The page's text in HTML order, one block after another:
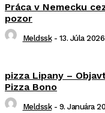
Práca v Nemecku
pozor
Meldssk - 13. Júla 2026
pizza Lipany –
Pizza Bono
Meldssk - 9. Januára